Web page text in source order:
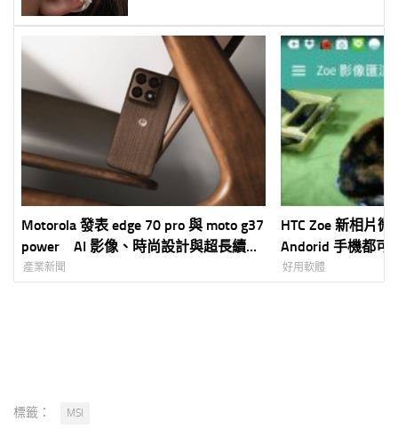
Motorola 發表 edge 70 pro 與 moto g37
power AI 影像、時尚設計與超長續航
雙機齊發
產業新聞
HTC Zoe 新相片
Andorid 手機都可
好用軟體
標籤： MSI